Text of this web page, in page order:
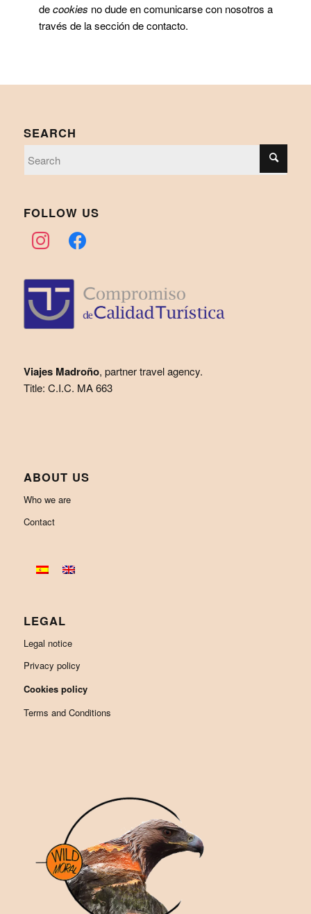
decookies no dude en comunicarse con nosotros a
través de la sección de contacto.
SEARCH
FOLLOW US
instagramfacebook
Viajes Madroño, partner travel agency.
Title: C.I.C. MA 663
ABOUT US
Who we are
Contact
LEGAL
Legal notice
Privacy policy
Cookies policy
Terms and Conditions